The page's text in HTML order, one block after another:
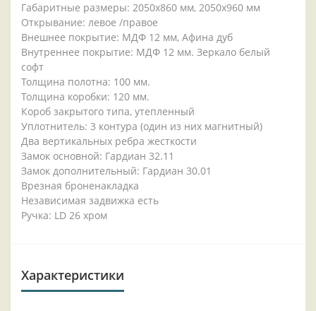
Габаритные размеры: 2050x860 мм, 2050x960 мм
Открывание: левое /правое
Внешнее покрытие: МДФ 12 мм, Афина дуб
Внутреннее покрытие: МДФ 12 мм. Зеркало белый
софт
Толщина полотна: 100 мм.
Толщина коробки: 120 мм.
Короб закрытого типа, утепленный
Уплотнитель: 3 контура (один из них магнитный)
Два вертикальных ребра жесткости
Замок основной: Гардиан 32.11
Замок дополнительный: Гардиан 30.01
Врезная броненакладка
Независимая задвижка есть
Ручка: LD 26 хром
Характеристики